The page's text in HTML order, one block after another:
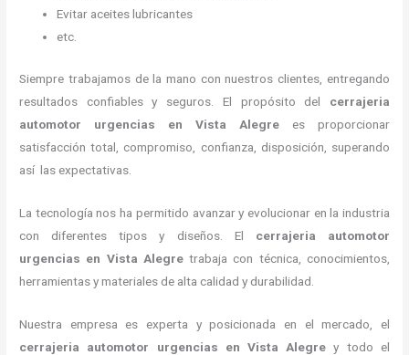
Evitar aceites lubricantes
etc.
Siempre trabajamos de la mano con nuestros clientes, entregando
resultados confiables y seguros. El propósito del cerrajeria
automotor urgencias en Vista Alegrees proporcionar
satisfacción total, compromiso, confianza, disposición, superando
así las expectativas.
La tecnología nos ha permitido avanzar y evolucionar en la industria
con diferentes tipos y diseños. El cerrajeria automotor
urgencias en Vista Alegretrabaja con técnica, conocimientos,
herramientas y materiales de alta calidad y durabilidad.
Nuestra empresa es experta y posicionada en el mercado, el
cerrajeria automotor urgencias en Vista Alegre y todo el